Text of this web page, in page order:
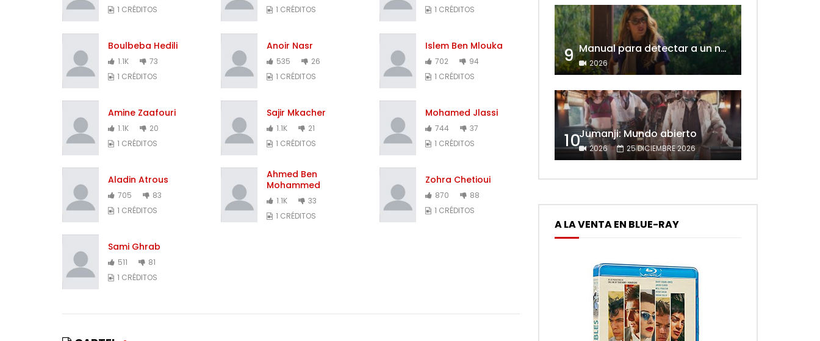
1 CRÉDITOS
1 CRÉDITOS
1 CRÉDITOS
Boulbeba Hedili
1.1K
73
1 CRÉDITOS
Anoir Nasr
535
26
1 CRÉDITOS
Islem Ben Mlouka
702
94
1 CRÉDITOS
Amine Zaafouri
1.1K
20
1 CRÉDITOS
Sajir Mkacher
1.1K
21
1 CRÉDITOS
Mohamed Jlassi
744
37
1 CRÉDITOS
Aladin Atrous
705
83
1 CRÉDITOS
Ahmed Ben
Mohammed
1.1K
33
1 CRÉDITOS
Zohra Chetioui
870
88
1 CRÉDITOS
Sami Ghrab
511
81
1 CRÉDITOS
9 Manual para detectar a un narcisista
2026
10Jumanji: Mundo abierto
2026 25 DICIEMBRE 2026
A LA VENTA EN BLUE-RAY